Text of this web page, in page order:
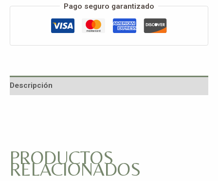
Pago seguro garantizado
Descripción
PRODUCTOS
RELACIONADOS